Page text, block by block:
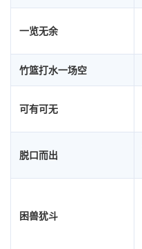
一览无余
竹篮打水一场空
可有可无
脱口而出
困兽犹斗